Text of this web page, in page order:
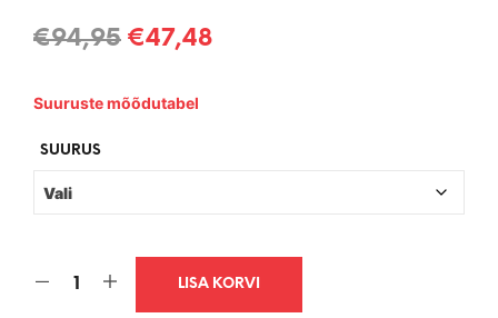
€94,95 Algne
oli:
€47,48Current
Suuruste mõõdutabel
SUURUS
LISA KORVI